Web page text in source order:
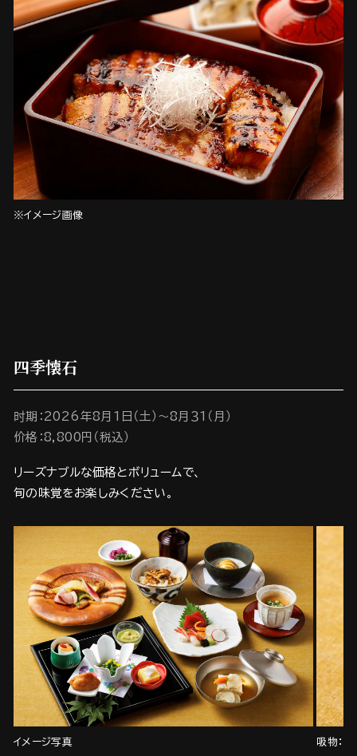
※イメージ画像
四季懐石
时期：2026年8月1日（土）～8月３1（月）
价格：8,800円（税込）
リーズナブルな価格とボリュームで、
旬の味覚をお楽しみください。
イメージ写真 吸物：